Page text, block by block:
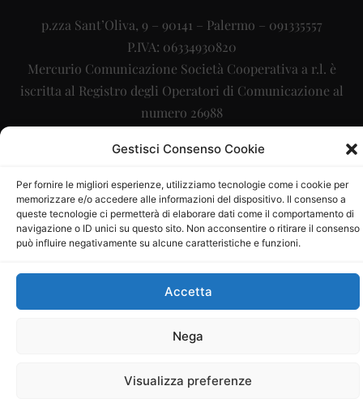
Gestisci Consenso Cookie
Per fornire le migliori esperienze, utilizziamo tecnologie come i cookie per
memorizzare e/o accedere alle informazioni del dispositivo. Il consenso a
queste tecnologie ci permetterà di elaborare dati come il comportamento di
navigazione o ID unici su questo sito. Non acconsentire o ritirare il consenso
può influire negativamente su alcune caratteristiche e funzioni.
Accetta
Nega
Visualizza preferenze
p.zza Sant’Oliva, 9 – 90141 – Palermo – 091335557
P.IVA: 06334930820
Mercurio Comunicazione Società Cooperativa a r.l. è
iscritta al Registro degli Operatori di Comunicazione al
numero 26988
Sito gestito daLa Digitale srl–info@ladigitale.it